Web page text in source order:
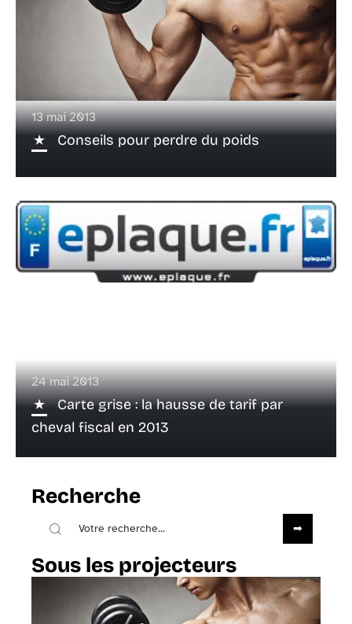
13 mai 2013
Conseils pour perdre du poids
24 mai 2013
Carte grise : la hausse de tarif par
cheval fiscal en 2013
Recherche
Sous les projecteurs